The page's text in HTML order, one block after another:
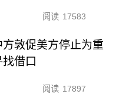
阅读 17583
敦促美方停止为重
借口
阅读 17897